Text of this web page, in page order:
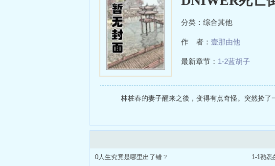
分类：综合其他
作 者： 壹那由他
最新章节： 1-2蓝胡子
林桩春的妻子醒来之後，变得有点奇怪。突然捡了
0人生究竟是哪里出了错？ 1-1熟悉